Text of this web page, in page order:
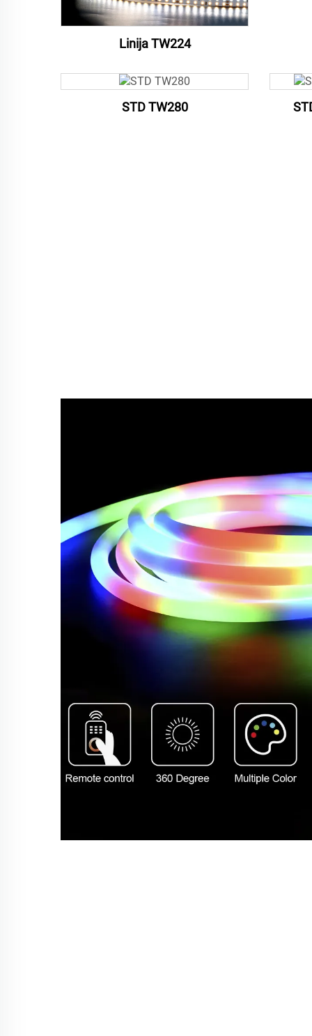
Linija TW224
STD TW280